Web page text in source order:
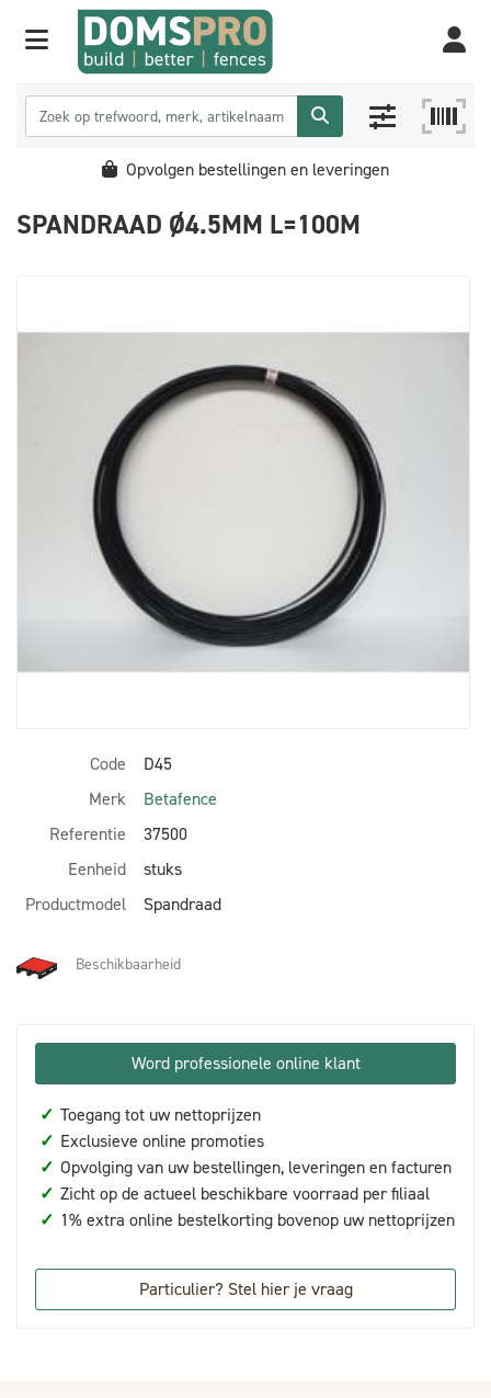
Opvolgen bestellingen en leveringen
SPANDRAAD Ø4.5MM L=100M
Code
D45
Merk
Betafence
Referentie
37500
Eenheid
stuks
Productmodel
Spandraad
Beschikbaarheid
Word professionele online klant
✓ Toegang tot uw nettoprijzen
✓ Exclusieve online promoties
✓ Opvolging van uw bestellingen, leveringen en facturen
✓ Zicht op de actueel beschikbare voorraad per filiaal
✓ 1% extra online bestelkorting bovenop uw nettoprijzen
Particulier? Stel hier je vraag